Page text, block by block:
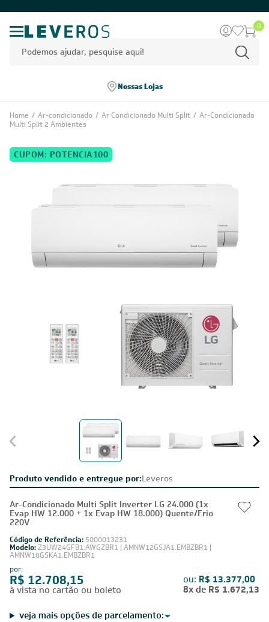
0
Nossas Lojas
Home / Ar-condicionado / Ar Condicionado Multi Split / Ar-Condicionado
Multi Split 2 Ambientes
Produto vendido e entregue por:Leveros
Ar-Condicionado Multi Split Inverter LG 24.000 (1x
Evap HW 12.000 + 1x Evap HW 18.000) Quente/Frio
220V
Código de Referência: 5000013231
Modelo:Z3UW24GFB1.AWGZBR1 | AMNW12GSJA1.EMBZBR1 |
AMNW18GSKA1.EMBZBR1
por:
R$ 12.708,15
à vista no cartão ou boleto
ou: R$ 13.377,00
8x de R$ 1.672,13
veja mais opções de parcelamento:
CUPOM: POTENCIA100